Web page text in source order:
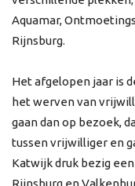
Aquamar,
Rijnsburg.
Het afgelopen jaar is
het werven van
gaan dan op bezoek,
tussen vrijwilliger en
Katwijk druk bezig
Rijnsburg en